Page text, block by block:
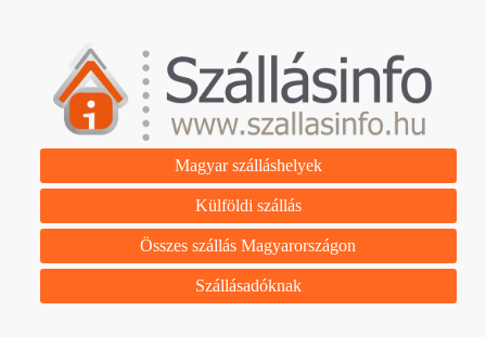
Magyar szálláshelyek
Külföldi szállás
Összes szállás Magyarországon
Szállásadóknak